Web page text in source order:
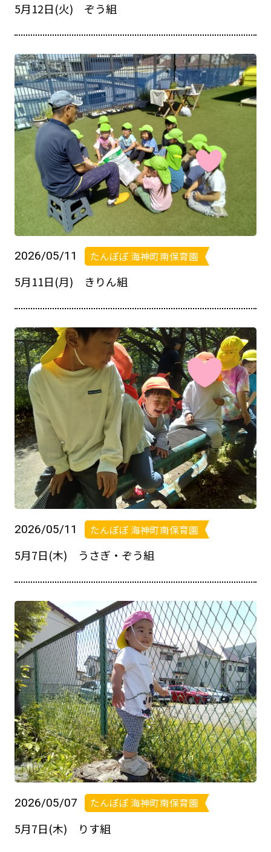
5月12日(火) ぞう組
2026/05/11 たんぽぽ 海神町南保育園
5月11日(月) きりん組
2026/05/11 たんぽぽ 海神町南保育園
5月7日(木) うさぎ・ぞう組
2026/05/07 たんぽぽ 海神町南保育園
5月7日(木) りす組